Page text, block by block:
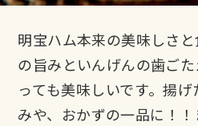
明宝ハム本来の美味しさ
の旨みといんげんの歯ご
っても美味しいです。揚
みや、おかずの一品に！